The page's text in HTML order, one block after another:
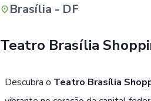
Brasília - DF
Teatro Brasília
Descubra o Teatro Brasília